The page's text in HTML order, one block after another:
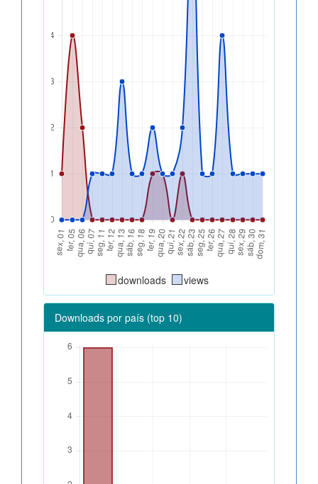
downloads views
Downloads por país (top 10)